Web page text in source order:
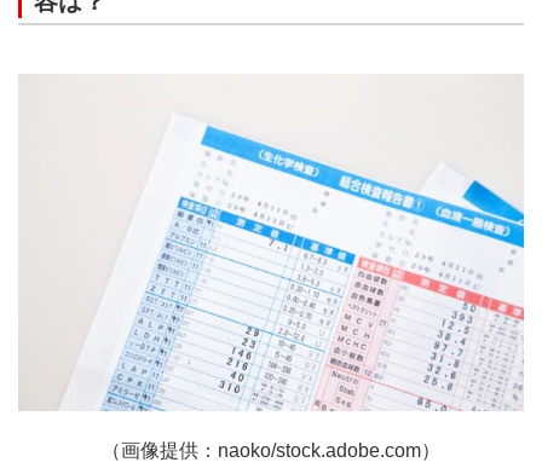
（画像提供：naoko/stock.adobe.com）